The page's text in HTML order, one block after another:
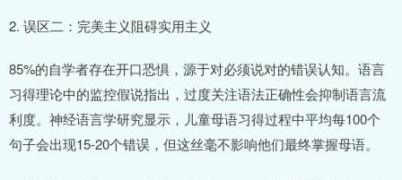
2. 误区二：完美主义阻碍实用主义
85%的自学者存在开口恐惧，源于对必须说对的错误认知。语言
习得理论中的监控假说指出，过度关注语法正确性会抑制语言流
利度。神经语言学研究显示，儿童母语习得过程中平均每100个
句子会出现15-20个错误，但这丝毫不影响他们最终掌握母语。